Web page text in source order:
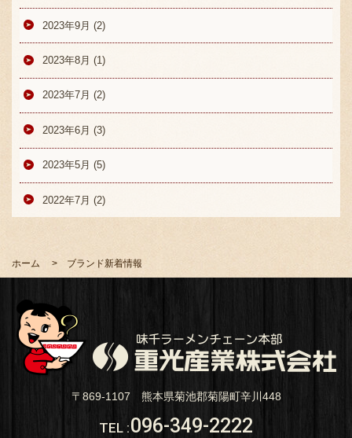
2023年9月 (2)
2023年8月 (1)
2023年7月 (2)
2023年6月 (3)
2023年5月 (5)
2022年7月 (2)
ホーム ブランド新着情報
〒869-1107 熊本県菊池郡菊陽町辛川448
TEL :096-349-2222